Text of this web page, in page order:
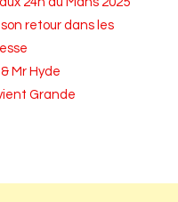
retour dans les
Mr Hyde
Grande